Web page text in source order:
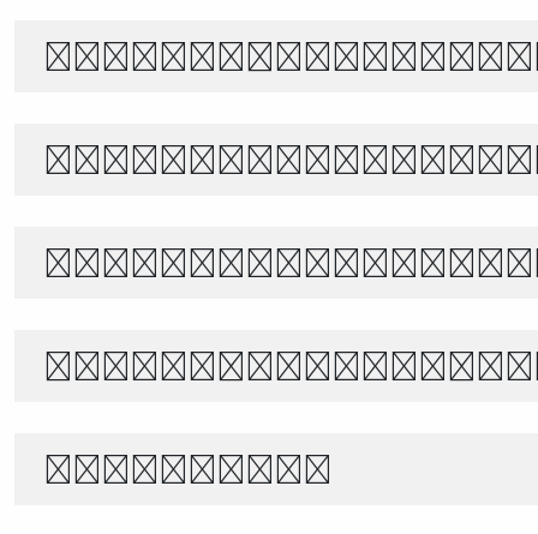
风起时，花落无声。月下独行，山水
The quick brown
あきのよの つきにさびしき をがは
世界宇宙浩瀚無垠，科技創新永無止
1234567890